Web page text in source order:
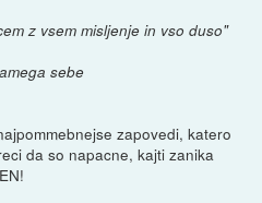
z vsem misljenje in vso duso"
sebe
zapovedi, katero
da so napacne, kajti zanika